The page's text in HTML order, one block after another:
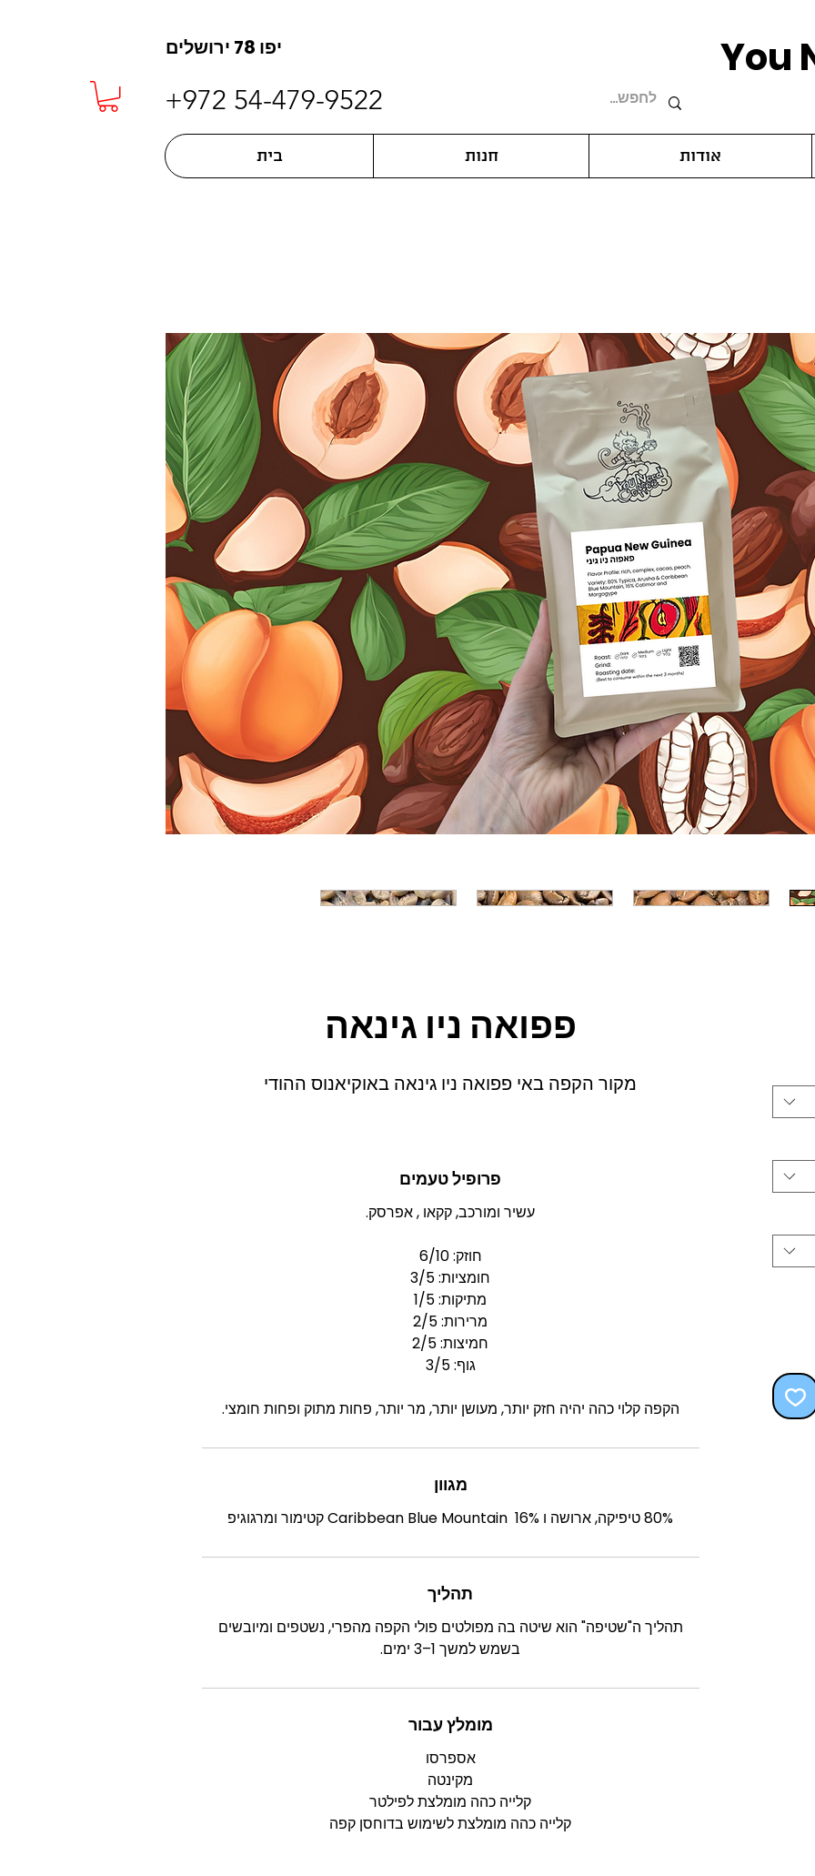
יפו 78 ירושלים
+972 54-479-9522
You
בית חנות אודות
פפואה ניו גינאה
מקור הקפה באי פפואה ניו גינאה באוקיאנוס ההודי
פרופיל טעמים
עשיר ומורכב, קקאו , אפרסק.
חוזק: 6/10
חומציות: 3/5
מתיקות: 1/5
מרירות: 2/5
חמיצות: 2/5
גוף: 3/5
הקפה קלוי כהה יהיה חזק יותר, מעושן יותר, מר יותר, פחות מתוק ופחות חומצי.
מגוון
80% טיפיקה, ארושה ו Caribbean Blue Mountain 16% קטימור ומרגוגיפ
תהליך
תהליך ה"שטיפה" הוא שיטה בה מפולטים פולי הקפה מהפרי, נשטפים ומיובשים
בשמש למשך 1–3 ימים.
מומלץ עבור
אספרסו
מקינטה
קלייה כהה מומלצת לפילטר
קלייה כהה מומלצת לשימוש בדוחסן קפה